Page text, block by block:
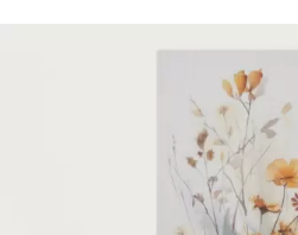
Від290.00грн
Яскраві, насичені кольори
Стійкість до вицвітання
Безпечне чорнило без запаху
Поверхня з текстурою полотна
Екологічний матеріал